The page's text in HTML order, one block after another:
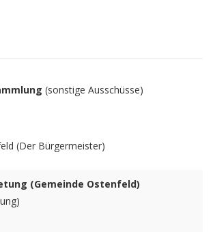
(sonstige Ausschüsse)
(Der Bürgermeister)
(Gemeinde Ostenfeld)